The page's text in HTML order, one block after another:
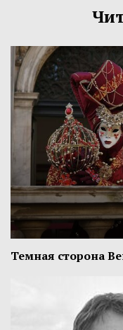
Темная сторона